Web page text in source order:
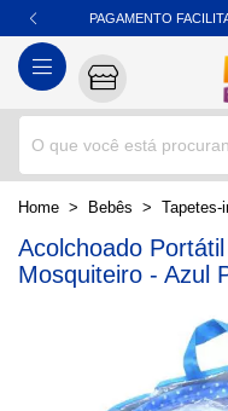
PAGAMENTO
home Bebês
Acolchoado
Mosquiteiro - Azul